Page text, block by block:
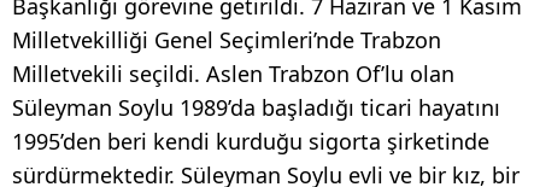
Milletvekilliği Genel Seçimleri’nde Trabzon
Milletvekili seçildi. Aslen Trabzon Of’lu olan
Süleyman Soylu 1989’da başladığı ticari hayatını
1995’den beri kendi kurduğu sigorta şirketinde
sürdürmektedir. Süleyman Soylu evli ve bir kız, bir